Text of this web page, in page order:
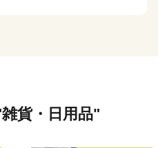
貨・日用品"